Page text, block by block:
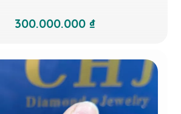
300.000.000 ₫